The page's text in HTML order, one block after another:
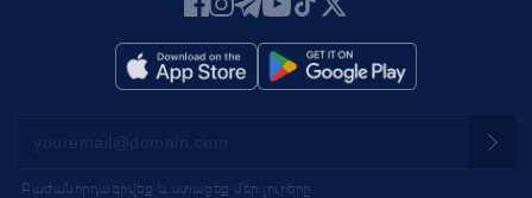
Բաժանորդագրվեք և ստացեք մեր լուրերը